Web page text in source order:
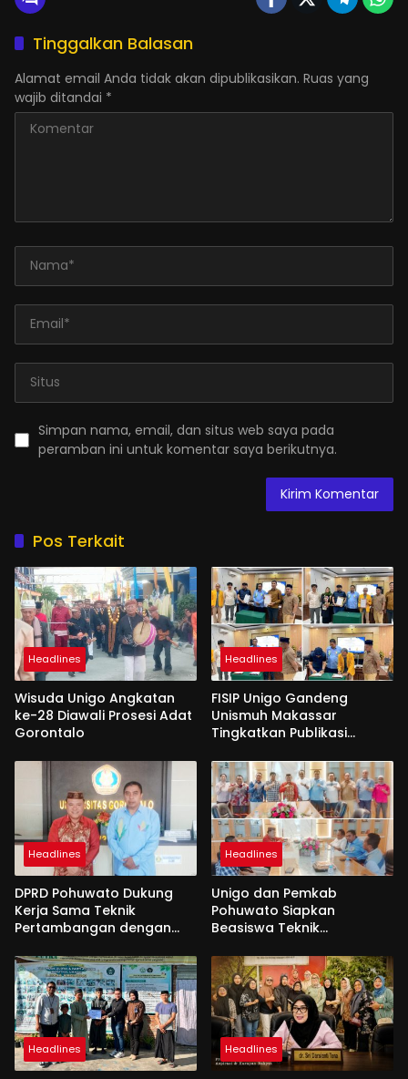
Tinggalkan Balasan
Alamat email Anda tidak akan dipublikasikan. Ruas yang
wajib ditandai *
Simpan nama, email, dan situs web saya pada
peramban ini untuk komentar saya berikutnya.
Pos Terkait
Headlines
Wisuda Unigo Angkatan
ke-28 Diawali Prosesi Adat
Gorontalo
Headlines
FISIP Unigo Gandeng
Unismuh Makassar
Tingkatkan Publikasi
Headlines
DPRD Pohuwato Dukung
Kerja Sama Teknik
Pertambangan dengan
Headlines
Unigo dan Pemkab
Pohuwato Siapkan
Beasiswa Teknik
Headlines Headlines